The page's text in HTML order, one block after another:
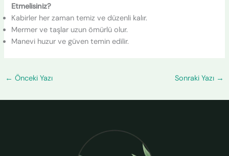
Etmelisiniz?
Kabirler her zaman temiz ve düzenli kalır.
Mermer ve taşlar uzun ömürlü olur.
Manevi huzur ve güven temin edilir.
← Önceki Yazı Sonraki Yazı →